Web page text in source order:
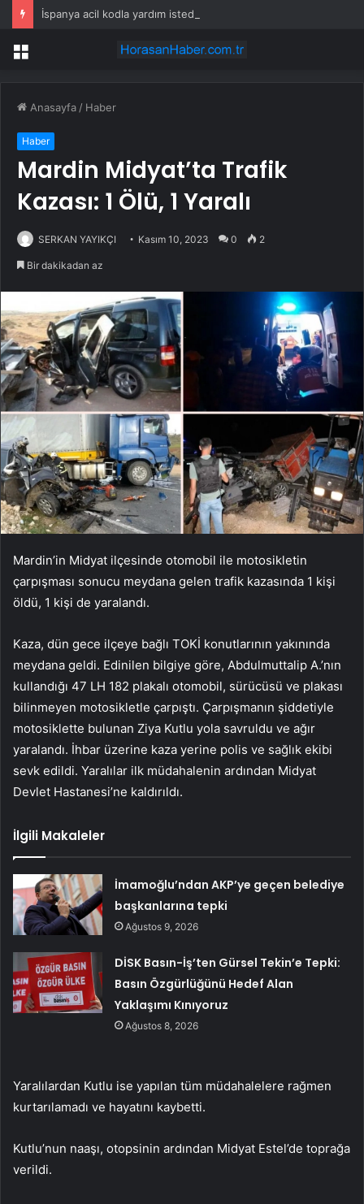
Menü
Anasayfa / Haber
Haber
Mardin Midyat’ta Trafik
Kazası: 1 Ölü, 1 Yaralı
SERKAN YAYIKÇI Kasım 10, 2023 0 2
Bir dakikadan az
Mardin’in Midyat ilçesinde otomobil ile motosikletin
çarpışması sonucu meydana gelen trafik kazasında 1 kişi
öldü, 1 kişi de yaralandı.
Kaza, dün gece ilçeye bağlı TOKİ konutlarının yakınında
meydana geldi. Edinilen bilgiye göre, Abdulmuttalip A.’nın
kullandığı 47 LH 182 plakalı otomobil, sürücüsü ve plakası
bilinmeyen motosikletle çarpıştı. Çarpışmanın şiddetiyle
motosiklette bulunan Ziya Kutlu yola savruldu ve ağır
yaralandı. İhbar üzerine kaza yerine polis ve sağlık ekibi
sevk edildi. Yaralılar ilk müdahalenin ardından Midyat
Devlet Hastanesi’ne kaldırıldı.
İlgili Makaleler
İmamoğlu’ndan AKP’ye geçen belediye
başkanlarına tepki
Ağustos 9, 2026
DİSK Basın-İş’ten Gürsel Tekin’e Tepki:
Basın Özgürlüğünü Hedef Alan
Yaklaşımı Kınıyoruz
Ağustos 8, 2026
Yaralılardan Kutlu ise yapılan tüm müdahalelere rağmen
kurtarılamadı ve hayatını kaybetti.
Kutlu’nun naaşı, otopsinin ardından Midyat Estel’de toprağa
verildi.